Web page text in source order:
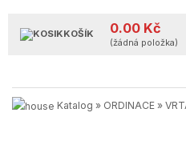
KOŠÍK 0.00 Kč
(žádná položka)
Katalog » ORDINACE »